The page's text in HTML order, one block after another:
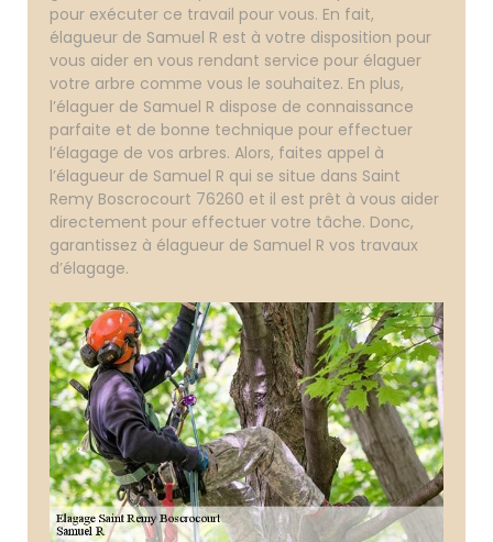
pour exécuter ce travail pour vous. En fait,
élagueur de Samuel R est à votre disposition pour
vous aider en vous rendant service pour élaguer
votre arbre comme vous le souhaitez. En plus,
l’élaguer de Samuel R dispose de connaissance
parfaite et de bonne technique pour effectuer
l’élagage de vos arbres. Alors, faites appel à
l’élagueur de Samuel R qui se situe dans Saint
Remy Boscrocourt 76260 et il est prêt à vous aider
directement pour effectuer votre tâche. Donc,
garantissez à élagueur de Samuel R vos travaux
d’élagage.